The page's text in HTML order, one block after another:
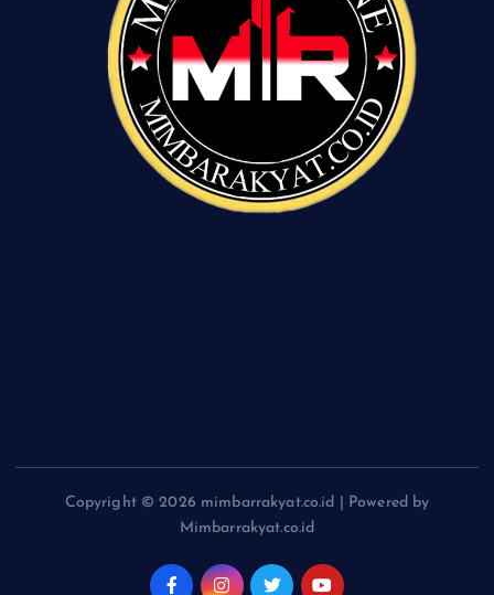
Copyright © 2026 mimbarrakyat.co.id | Powered by
Mimbarrakyat.co.id